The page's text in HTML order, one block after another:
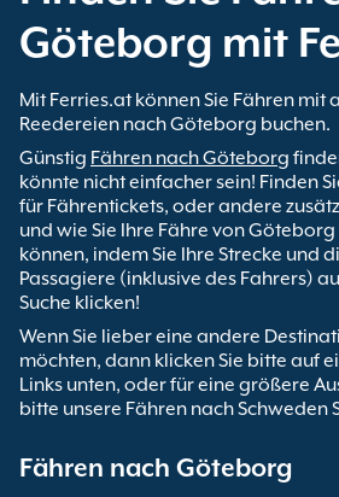
Göteborg mit
Mit Ferries.at können Sie Fähren mit
Reedereien nach Göteborg buchen.
Günstig Fähren nach Göteborg
könnte nicht einfacher sein! Finden
für Fährentickets, oder andere
und wie Sie Ihre Fähre von
können, indem Sie Ihre Strecke und
Passagiere (inklusive des Fahrers)
Suche klicken!
Wenn Sie lieber eine andere
möchten, dann klicken Sie bitte auf
Links unten, oder für eine größere
bitte unsere Fähren nach Schweden
Fähren nach Göteborg